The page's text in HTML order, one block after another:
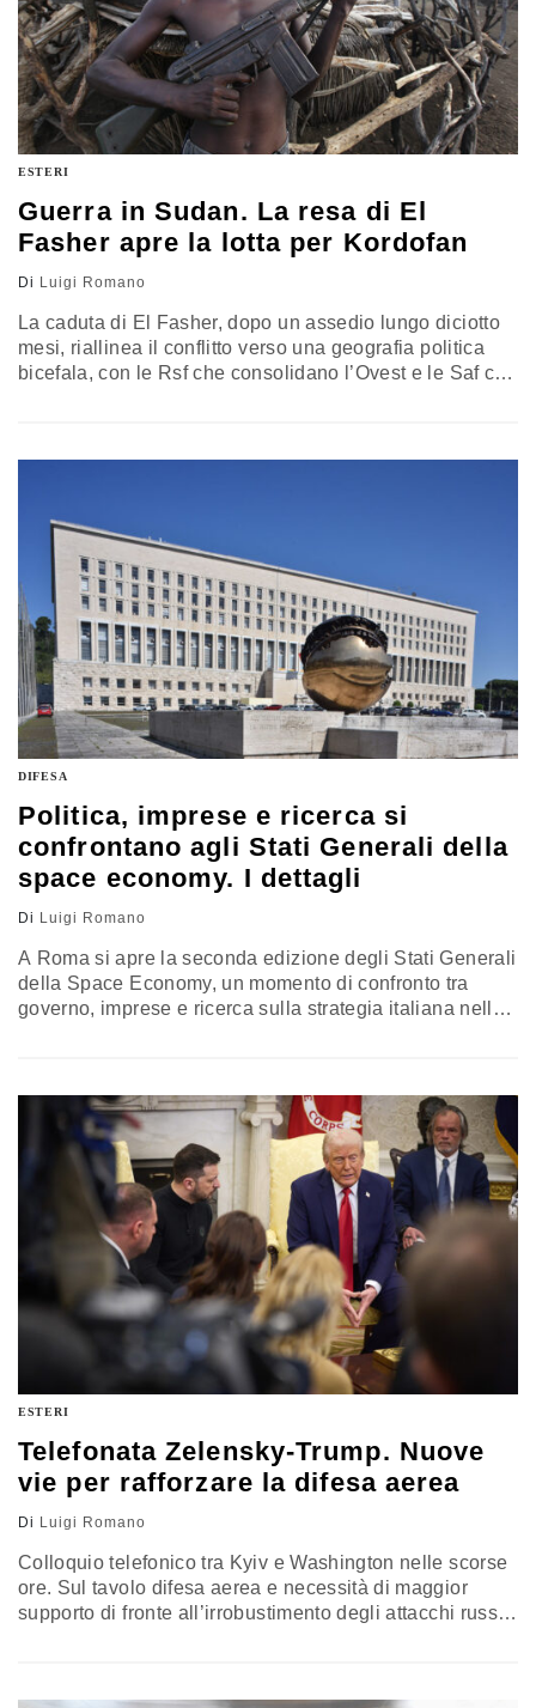
ESTERI
Guerra in Sudan. La resa di El
Fasher apre la lotta per Kordofan
Di Luigi Romano
La caduta di El Fasher, dopo un assedio lungo diciotto
mesi, riallinea il conflitto verso una geografia politica
bicefala, con le Rsf che consolidano l’Ovest e le Saf che
DIFESA
Politica, imprese e ricerca si
confrontano agli Stati Generali della
space economy. I dettagli
Di Luigi Romano
A Roma si apre la seconda edizione degli Stati Generali
della Space Economy, un momento di confronto tra
governo, imprese e ricerca sulla strategia italiana nello
ESTERI
Telefonata Zelensky-Trump. Nuove
vie per rafforzare la difesa aerea
Di Luigi Romano
Colloquio telefonico tra Kyiv e Washington nelle scorse
ore. Sul tavolo difesa aerea e necessità di maggior
supporto di fronte all’irrobustimento degli attacchi russi